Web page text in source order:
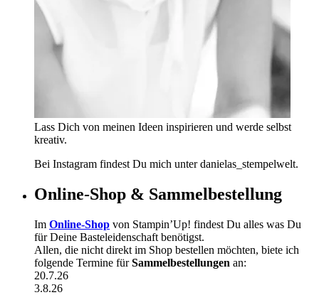
Lass Dich von meinen Ideen inspirieren und werde selbst
kreativ.
Bei Instagram findest Du mich unter danielas_stempelwelt.
Online-Shop & Sammelbestellung
Im Online-Shop von Stampin’Up! findest Du alles was Du
für Deine Basteleidenschaft benötigst.
Allen, die nicht direkt im Shop bestellen möchten, biete ich
folgende Termine fürSammelbestellungen an:
20.7.26
3.8.26